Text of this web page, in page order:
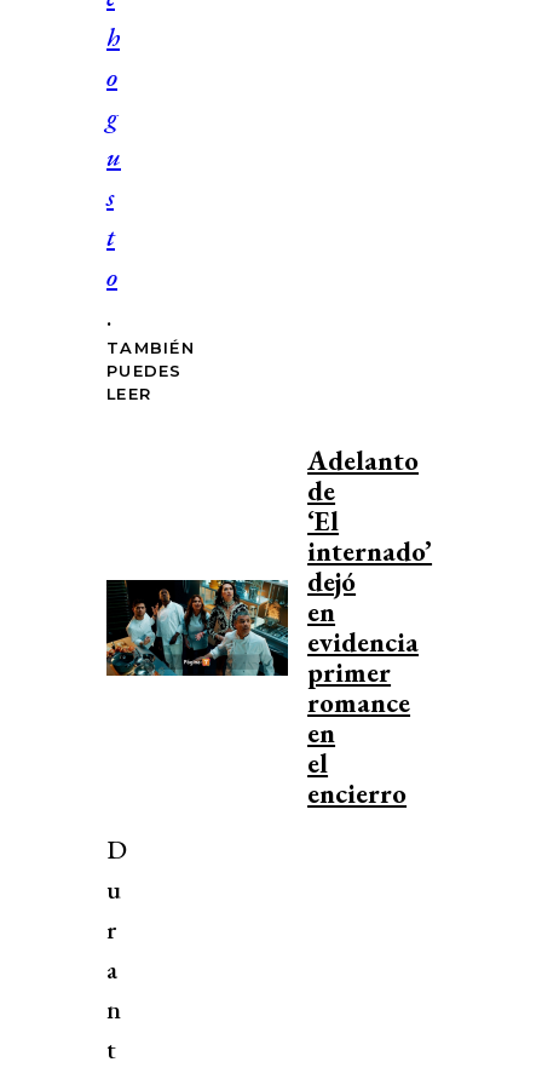
h
o
g
u
s
t
o
.
TAMBIÉN
PUEDES
LEER
Adelanto
de
‘El
internado’
dejó
en
evidencia
primer
romance
en
el
encierro
D
u
r
a
n
t